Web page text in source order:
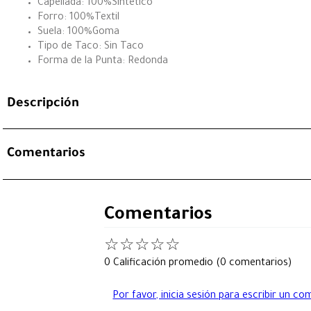
Capellada: 100%Sintetico
Forro: 100%Textil
Suela: 100%Goma
Tipo de Taco: Sin Taco
Forma de la Punta: Redonda
Descripción
Comentarios
Comentarios
☆☆☆☆☆
0 Calificación promedio (0 comentarios)
Por favor, inicia sesión para escribir un